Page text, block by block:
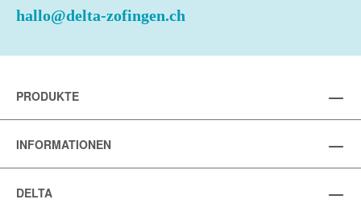
hallo@delta-zofingen.ch
PRODUKTE
INFORMATIONEN
DELTA